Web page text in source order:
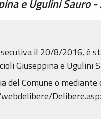
e Ugulini Sauro
il 20/8/2016, è
Giuseppina e Ugulini
del Comune o